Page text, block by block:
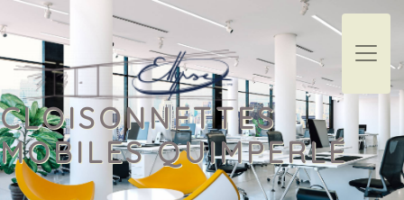
Panneau de gestion des cookies
CLOISONNETTES
MOBILES QUIMPERLÉ